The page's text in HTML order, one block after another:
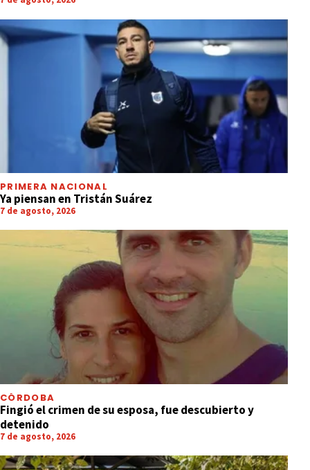
PRIMERA NACIONAL
Ya piensan en Tristán Suárez
7 de agosto, 2026
CÓRDOBA
Fingió el crimen de su esposa, fue descubierto y
detenido
7 de agosto, 2026